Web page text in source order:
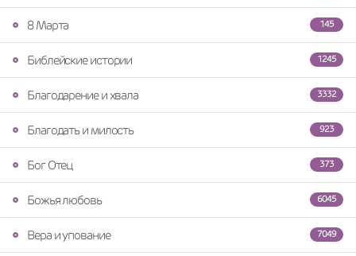
145
8 Марта
1245
Библейские истории
3332
Благодарение и хвала
923
Благодать и милость
373
Бог Отец
6045
Божья любовь
7049
Вера и упование